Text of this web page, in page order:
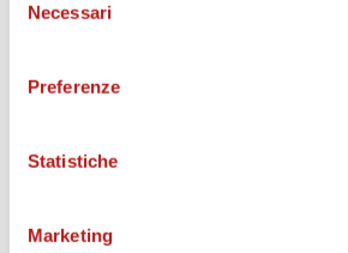
delNecessari
Preferenze
Statistiche
Marketing